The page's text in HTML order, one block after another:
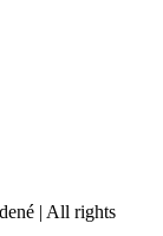
| All rights